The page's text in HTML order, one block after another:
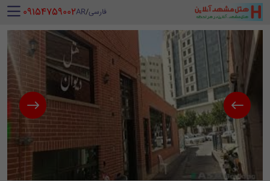
فارسی/
AR
‪ 09154759002